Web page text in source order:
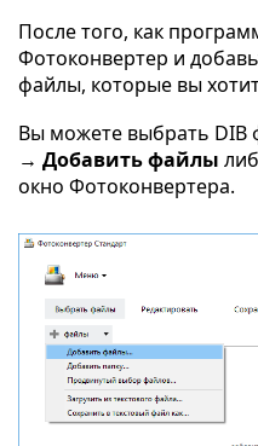
После того, как
Фотоконвертер и
файлы, которые вы
Вы можете выбрать
→ Добавить файлы
окно Фотоконвертера.